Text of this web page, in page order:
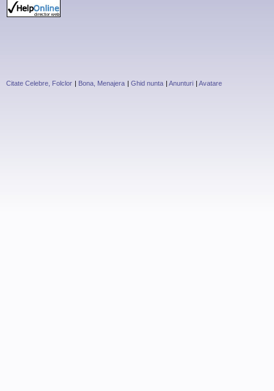
Citate Celebre, Folclor | Bona, Menajera | Ghid nunta | Anunturi | Avatare